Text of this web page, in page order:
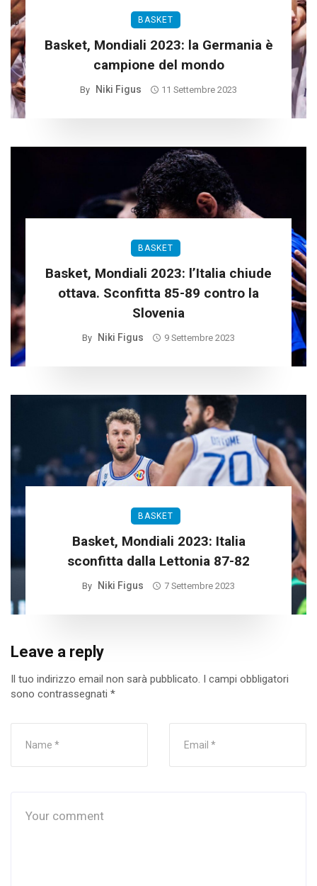
BASKET
Basket, Mondiali 2023: la Germania è
campione del mondo
By Niki Figus 11 Settembre 2023
BASKET
Basket, Mondiali 2023: l’Italia chiude
ottava. Sconfitta 85-89 contro la
Slovenia
By Niki Figus 9 Settembre 2023
BASKET
Basket, Mondiali 2023: Italia
sconfitta dalla Lettonia 87-82
By Niki Figus 7 Settembre 2023
Leave a reply
Il tuo indirizzo email non sarà pubblicato.
I campi obbligatori
sono contrassegnati *